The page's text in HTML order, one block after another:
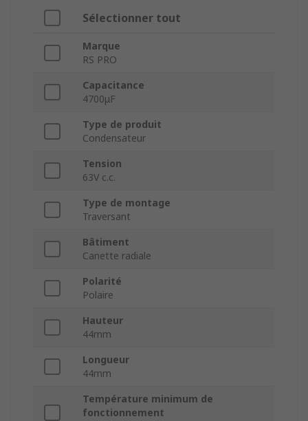
Sélectionner tout
Marque
RS PRO
Capacitance
4700μF
Type de produit
Condensateur
Tension
63V c.c.
Type de montage
Traversant
Bâtiment
Canette radiale
Polarité
Polaire
Hauteur
44mm
Longueur
44mm
Température minimum de
fonctionnement